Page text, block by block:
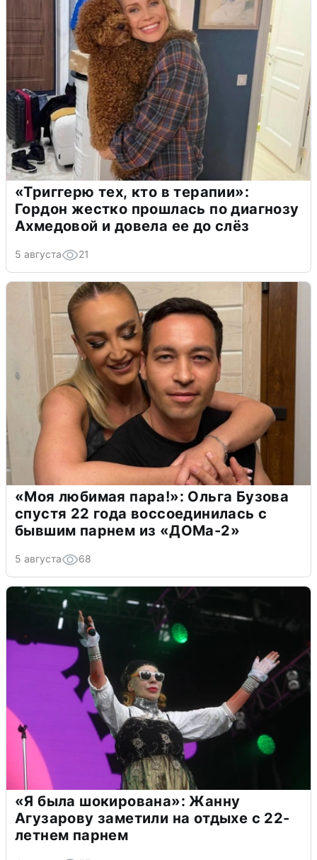
«Триггерю тех, кто в терапии»:
Гордон жестко прошлась по диагнозу
Ахмедовой и довела ее до слёз
5 августа 21
«Моя любимая пара!»: Ольга Бузова
спустя 22 года воссоединилась с
бывшим парнем из «ДОМа-2»
5 августа 68
«Я была шокирована»: Жанну
Агузарову заметили на отдыхе с 22-
летнем парнем